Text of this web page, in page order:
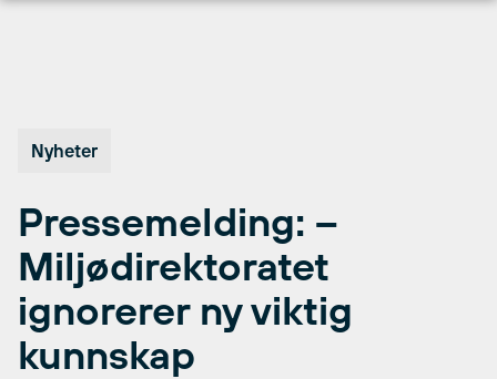
Nyheter
Pressemelding: –
Miljødirektoratet
ignorerer ny viktig
kunnskap